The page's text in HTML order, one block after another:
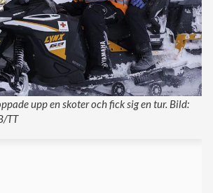
upp en skoter och fick sig en tur. Bild:
TT